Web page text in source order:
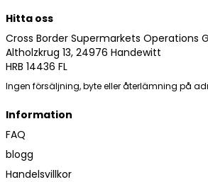
Hitta oss
Cross Border Supermarkets Operations
Altholzkrug 13, 24976 Handewitt
HRB 14436 FL
Ingen försäljning, byte eller återlämning på
Information
FAQ
blogg
Handelsvillkor